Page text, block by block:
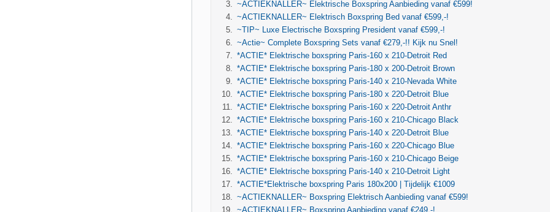
~ACTIEKNALLER~ Elektrische Boxspring Aanbieding vanaf €599!
~ACTIEKNALLER~ Elektrisch Boxspring Bed vanaf €599,-!
~TIP~ Luxe Electrische Boxspring President vanaf €599,-!
~Actie~ Complete Boxspring Sets vanaf €279,-!! Kijk nu Snel!
*ACTIE* Elektrische boxspring Paris-160 x 210-Detroit Red
*ACTIE* Elektrische boxspring Paris-180 x 200-Detroit Brown
*ACTIE* Elektrische boxspring Paris-140 x 210-Nevada White
*ACTIE* Elektrische boxspring Paris-180 x 220-Detroit Blue
*ACTIE* Elektrische boxspring Paris-160 x 220-Detroit Anthr
*ACTIE* Elektrische boxspring Paris-160 x 210-Chicago Black
*ACTIE* Elektrische boxspring Paris-140 x 220-Detroit Blue
*ACTIE* Elektrische boxspring Paris-160 x 220-Chicago Blue
*ACTIE* Elektrische boxspring Paris-160 x 210-Chicago Beige
*ACTIE* Elektrische boxspring Paris-140 x 210-Detroit Light
*ACTIE*Elektrische boxspring Paris 180x200 | Tijdelijk €1009
~ACTIEKNALLER~ Boxspring Elektrisch Aanbieding vanaf €599!
~ACTIEKNALLER~ Boxspring Aanbieding vanaf €249,-!